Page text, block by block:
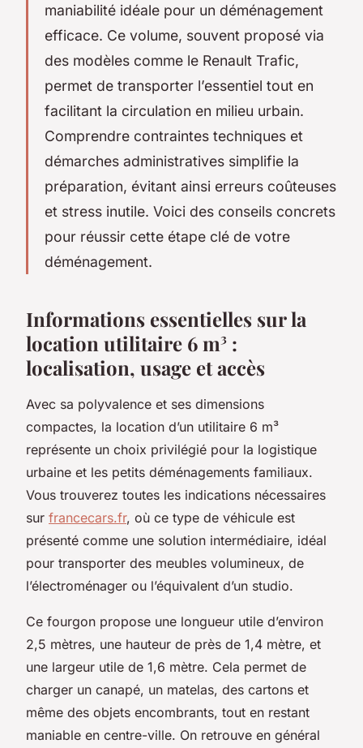
maniabilité idéale pour un déménagement
efficace. Ce volume, souvent proposé via
des modèles comme le Renault Trafic,
permet de transporter l’essentiel tout en
facilitant la circulation en milieu urbain.
Comprendre contraintes techniques et
démarches administratives simplifie la
préparation, évitant ainsi erreurs coûteuses
et stress inutile. Voici des conseils concrets
pour réussir cette étape clé de votre
déménagement.
Informations essentielles sur la
location utilitaire 6 m³ :
localisation, usage et accès
Avec sa polyvalence et ses dimensions
compactes, la location d’un utilitaire 6 m³
représente un choix privilégié pour la logistique
urbaine et les petits déménagements familiaux.
Vous trouverez toutes les indications nécessaires
sur francecars.fr, où ce type de véhicule est
présenté comme une solution intermédiaire, idéal
pour transporter des meubles volumineux, de
l’électroménager ou l’équivalent d’un studio.
Ce fourgon propose une longueur utile d’environ
2,5 mètres, une hauteur de près de 1,4 mètre, et
une largeur utile de 1,6 mètre. Cela permet de
charger un canapé, un matelas, des cartons et
même des objets encombrants, tout en restant
maniable en centre-ville. On retrouve en général